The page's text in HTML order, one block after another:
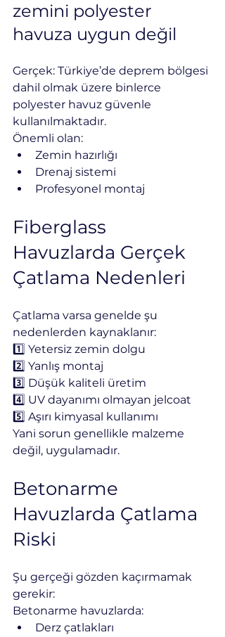
zemini polyester
havuza uygun değil
Gerçek: Türkiye’de deprem bölgesi
dahil olmak üzere binlerce
polyester havuz güvenle
kullanılmaktadır.
Önemli olan:
Zemin hazırlığı
Drenaj sistemi
Profesyonel montaj
Fiberglass
Havuzlarda Gerçek
Çatlama Nedenleri
Çatlama varsa genelde şu
nedenlerden kaynaklanır:
1️⃣ Yetersiz zemin dolgu
2️⃣ Yanlış montaj
3️⃣ Düşük kaliteli üretim
4️⃣ UV dayanımı olmayan jelcoat
5️⃣ Aşırı kimyasal kullanımı
Yani sorun genellikle malzeme
değil, uygulamadır.
Betonarme
Havuzlarda Çatlama
Riski
Şu gerçeği gözden kaçırmamak
gerekir:
Betonarme havuzlarda:
Derz çatlakları